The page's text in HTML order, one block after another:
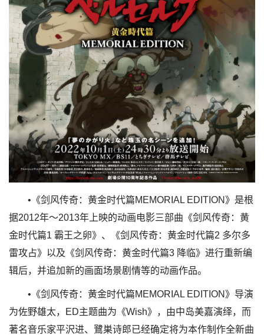
•《剑风传奇：黄金时代篇MEMORIAL EDITION》是根
据2012年～2013年上映的动画电影三部曲《剑风传奇：黄
金时代篇1 霸王之卵》、《剑风传奇：黄金时代篇2 多尔多
雷攻占》以及《剑风传奇：黄金时代篇3 降临》进行重新编
辑后，并追加新的画面场景剧情等的动画作品。
•《剑风传奇：黄金时代篇MEMORIAL EDITION》导演
为佐野雄太，ED主题曲为《Wish》，由中岛美嘉演绎，而
著名音乐家平沢进、鷺巣诗郎已经确定将为本作制作全新曲